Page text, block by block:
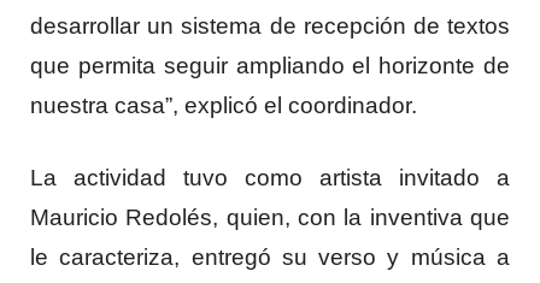
desarrollar un sistema de recepción de textos
que permita seguir ampliando el horizonte de
nuestra casa”, explicó el coordinador.
La actividad tuvo como artista invitado a
Mauricio Redolés, quien, con la inventiva que
le caracteriza, entregó su verso y música a